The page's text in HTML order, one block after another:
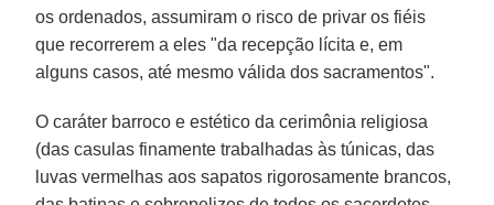
os ordenados, assumiram o risco de privar os fiéis
que recorrerem a eles "da recepção lícita e, em
alguns casos, até mesmo válida dos sacramentos".
O caráter barroco e estético da cerimônia religiosa
(das casulas finamente trabalhadas às túnicas, das
luvas vermelhas aos sapatos rigorosamente brancos,